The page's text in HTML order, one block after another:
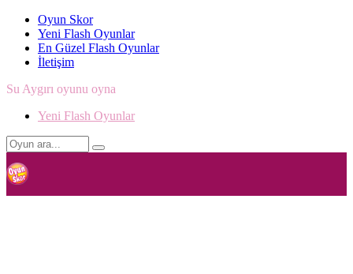
Oyun Skor
Yeni Flash Oyunlar
En Güzel Flash Oyunlar
İletişim
Su Aygırı oyunu oyna
Yeni Flash Oyunlar